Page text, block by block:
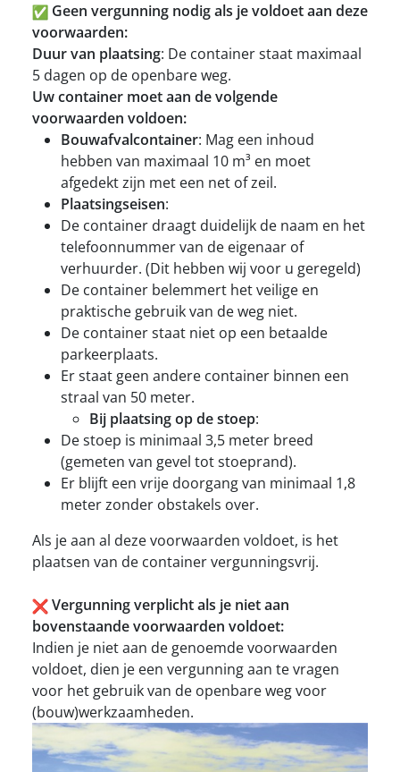
Geen vergunning nodig als je voldoet aan deze
voorwaarden:
Duur van plaatsing: De container staat maximaal
5 dagen op de openbare weg.
Uw container moet aan de volgende
voorwaarden voldoen:
Bouwafvalcontainer: Mag een inhoud
hebben van maximaal 10 m³ en moet
afgedekt zijn met een net of zeil.
Plaatsingseisen:
De container draagt duidelijk de naam en het
telefoonnummer van de eigenaar of
verhuurder. (Dit hebben wij voor u geregeld)
De container belemmert het veilige en
praktische gebruik van de weg niet.
De container staat niet op een betaalde
parkeerplaats.
Er staat geen andere container binnen een
straal van 50 meter.
Bij plaatsing op de stoep:
De stoep is minimaal 3,5 meter breed
(gemeten van gevel tot stoeprand).
Er blijft een vrije doorgang van minimaal 1,8
meter zonder obstakels over.
Als je aan al deze voorwaarden voldoet, is het
plaatsen van de container vergunningsvrij.
Vergunning verplicht als je niet aan
bovenstaande voorwaarden voldoet:
Indien je niet aan de genoemde voorwaarden
voldoet, dien je een vergunning aan te vragen
voor het gebruik van de openbare weg voor
(bouw)werkzaamheden.